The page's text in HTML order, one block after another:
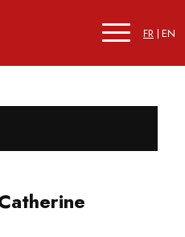
FR EN